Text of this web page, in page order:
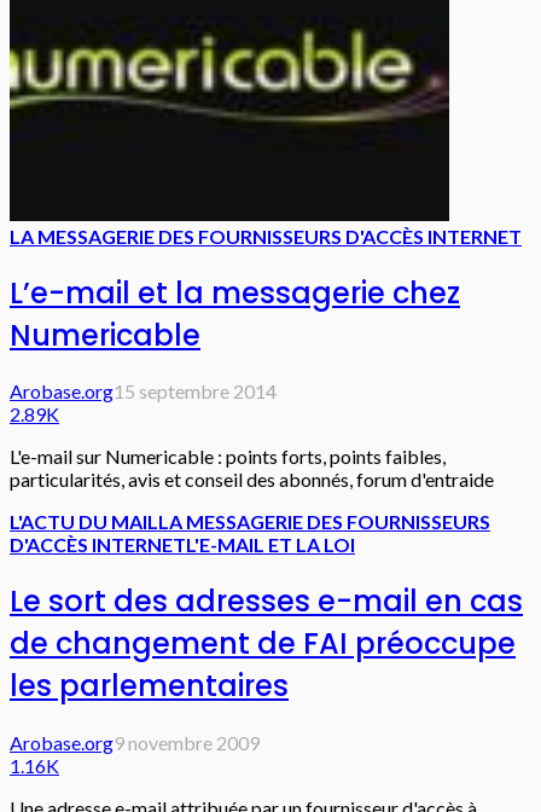
LA MESSAGERIE DES FOURNISSEURS D'ACCÈS INTERNET
L’e-mail et la messagerie chez
Numericable
Arobase.org15 septembre 2014
2.89K
L'e-mail sur Numericable : points forts, points faibles,
particularités, avis et conseil des abonnés, forum d'entraide
L'ACTU DU MAILLA MESSAGERIE DES FOURNISSEURS
D'ACCÈS INTERNETL'E-MAIL ET LA LOI
Le sort des adresses e-mail en cas
de changement de FAI préoccupe
les parlementaires
Arobase.org9 novembre 2009
1.16K